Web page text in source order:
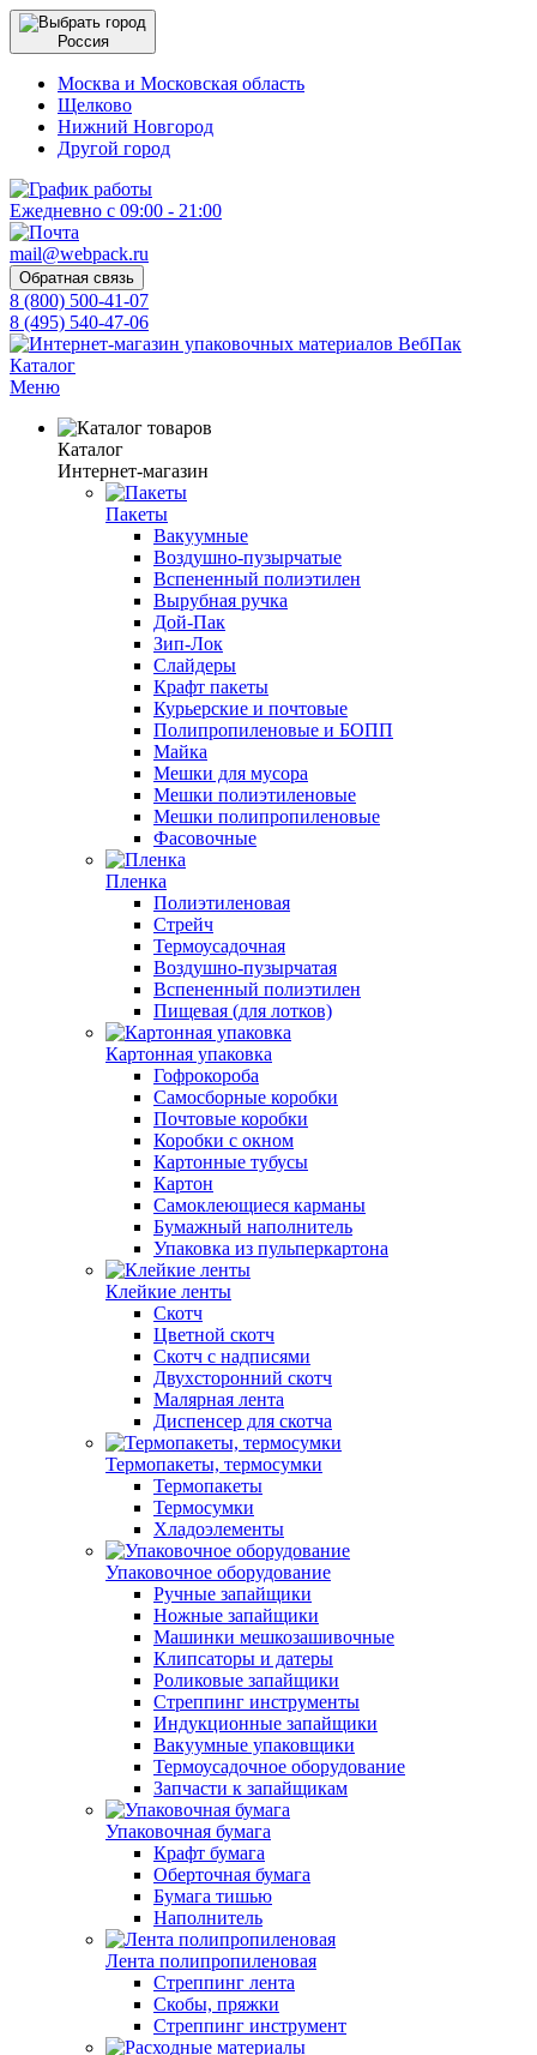
Россия
Москва и Московская область
Щелково
Нижний Новгород
Другой город
Ежедневно с 09:00 - 21:00
mail@webpack.ru
Обратная связь
8 (800) 500-41-07
8 (495) 540-47-06
Каталог
Меню
Каталог
Интернет-магазин
Пакеты
Вакуумные
Воздушно-пузырчатые
Вспененный полиэтилен
Вырубная ручка
Дой-Пак
Зип-Лок
Слайдеры
Крафт пакеты
Курьерские и почтовые
Полипропиленовые и БОПП
Майка
Мешки для мусора
Мешки полиэтиленовые
Мешки полипропиленовые
Фасовочные
Пленка
Полиэтиленовая
Стрейч
Термоусадочная
Воздушно-пузырчатая
Вспененный полиэтилен
Пищевая (для лотков)
Картонная упаковка
Гофрокороба
Самосборные коробки
Почтовые коробки
Коробки с окном
Картонные тубусы
Картон
Самоклеющиеся карманы
Бумажный наполнитель
Упаковка из пульперкартона
Клейкие ленты
Скотч
Цветной скотч
Скотч с надписями
Двухсторонний скотч
Малярная лента
Диспенсер для скотча
Термопакеты, термосумки
Термопакеты
Термосумки
Хладоэлементы
Упаковочное оборудование
Ручные запайщики
Ножные запайщики
Машинки мешкозашивочные
Клипсаторы и датеры
Роликовые запайщики
Стреппинг инструменты
Индукционные запайщики
Вакуумные упаковщики
Термоусадочное оборудование
Запчасти к запайщикам
Упаковочная бумага
Крафт бумага
Оберточная бумага
Бумага тишью
Наполнитель
Лента полипропиленовая
Стреппинг лента
Скобы, пряжки
Стреппинг инструмент